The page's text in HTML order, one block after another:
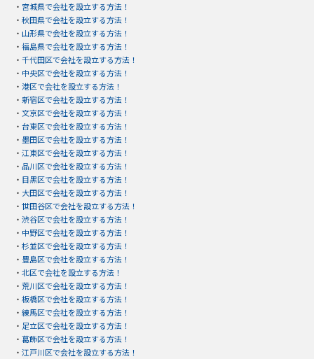
・ 宮城県で会社を設立する方法！
・ 秋田県で会社を設立する方法！
・ 山形県で会社を設立する方法！
・ 福島県で会社を設立する方法！
・ 千代田区で会社を設立する方法！
・ 中央区で会社を設立する方法！
・ 港区で会社を設立する方法！
・ 新宿区で会社を設立する方法！
・ 文京区で会社を設立する方法！
・ 台東区で会社を設立する方法！
・ 墨田区で会社を設立する方法！
・ 江東区で会社を設立する方法！
・ 品川区で会社を設立する方法！
・ 目黒区で会社を設立する方法！
・ 大田区で会社を設立する方法！
・ 世田谷区で会社を設立する方法！
・ 渋谷区で会社を設立する方法！
・ 中野区で会社を設立する方法！
・ 杉並区で会社を設立する方法！
・ 豊島区で会社を設立する方法！
・ 北区で会社を設立する方法！
・ 荒川区で会社を設立する方法！
・ 板橋区で会社を設立する方法！
・ 練馬区で会社を設立する方法！
・ 足立区で会社を設立する方法！
・ 葛飾区で会社を設立する方法！
・ 江戸川区で会社を設立する方法！